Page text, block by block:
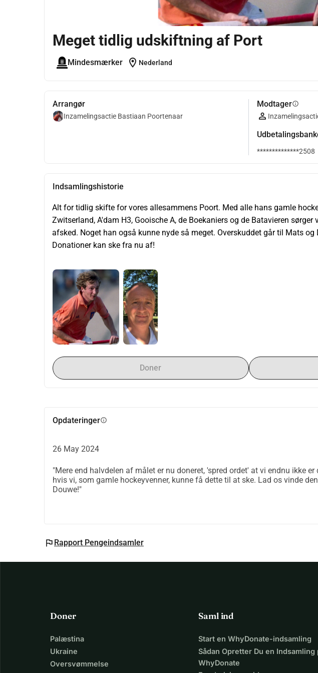
Meget tidlig udskiftning af Port
Mindesmærker location_on Nederland
Arrangør
Inzamelingsactie Bastiaan Poortenaar
Modtagerinfo
**************2508
Indsamlingshistorie
Alt for tidlig skifte for vores allesammens Poort. Med alle hans gamle
Zwitserland, A'dam H3, Gooische A, de Boekaniers og de Batavieren
afsked. Noget han også kunne nyde så meget. Overskuddet går til Mats
Donationer kan ske fra nu af!
Doner
Opdateringerinfo
26 May 2024
"Mere end halvdelen af målet er nu doneret, 'spred ordet' at vi endnu ikke
hvis vi, som gamle hockeyvenner, kunne få dette til at ske. Lad os vinde
Douwe!"
flag Rapport Pengeindsamler
Doner
Palæstina
Ukraine
Oversvømmelse
Saml ind
Start en WhyDonate-indsamling
Sådan Opretter Du en Indsamling
WhyDonate